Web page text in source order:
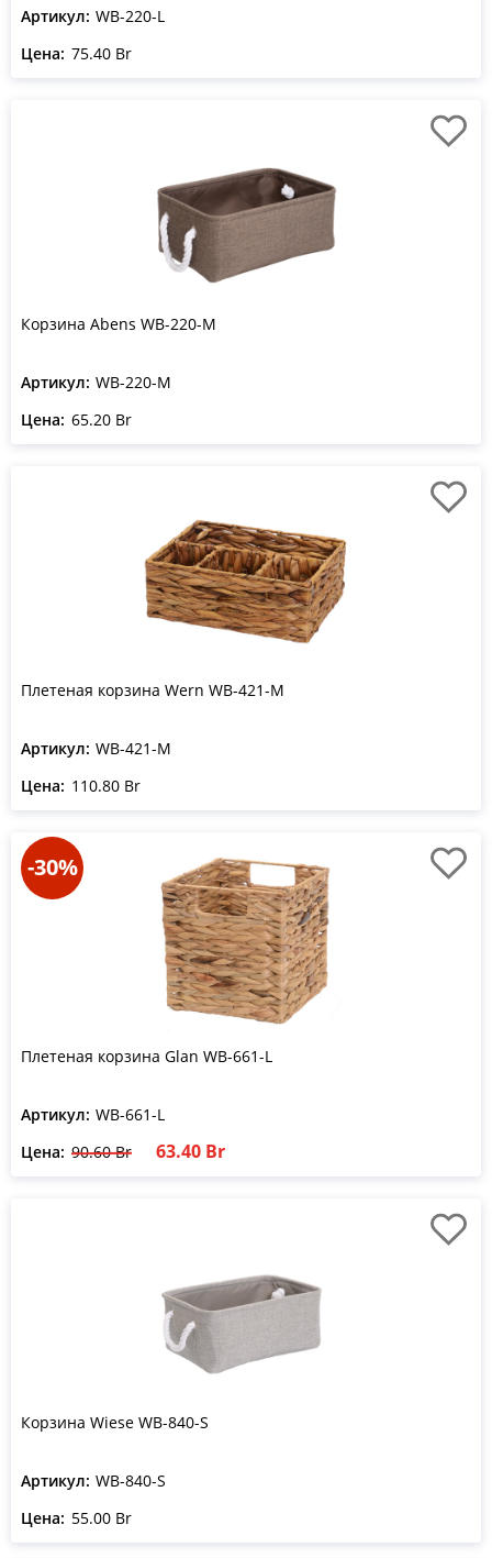
Артикул: WB-220-L
Цена: 75.40 Br
Корзина Abens WB-220-M
Артикул: WB-220-M
Цена: 65.20 Br
Плетеная корзина Wern WB-421-M
Артикул: WB-421-M
Цена: 110.80 Br
-30%
Плетеная корзина Glan WB-661-L
Артикул: WB-661-L
Цена: 90.60 Br 63.40 Br
Корзина Wiese WB-840-S
Артикул: WB-840-S
Цена: 55.00 Br